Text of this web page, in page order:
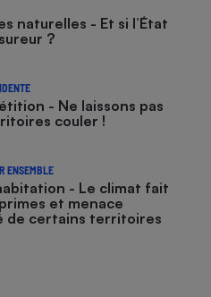
naturelles - Et si l’État
?
- Ne laissons pas
couler !
ENSEMBLE
- Le climat fait
et menace
de certains territoires